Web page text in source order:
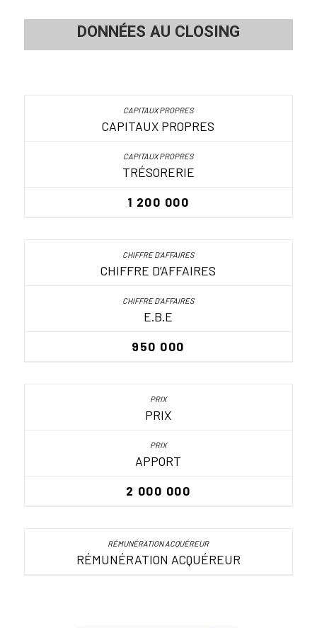
DONNÉES AU CLOSING
CAPITAUX PROPRES
TRÉSORERIE
1 200 000
CHIFFRE D’AFFAIRES
E.B.E
950 000
PRIX
APPORT
2 000 000
RÉMUNÉRATION ACQUÉREUR